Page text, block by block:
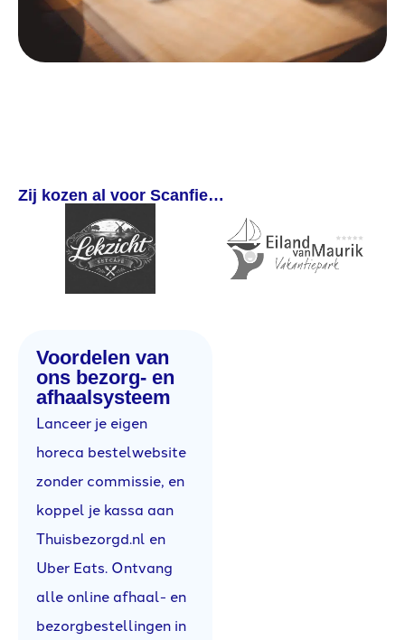
Zij kozen al voor Scanfie…
Voordelen van
ons bezorg- en
afhaalsysteem
Lanceer je eigen
horeca bestelwebsite
zonder commissie, en
koppel je kassa aan
Thuisbezorgd.nl en
Uber Eats. Ontvang
alle online afhaal- en
bezorgbestellingen in